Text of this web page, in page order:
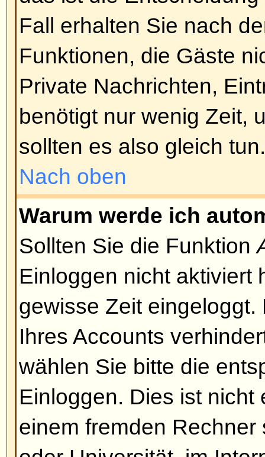
Ich habe mein Passwort
Kein Problem! Sie können ein
anfordern. Klicken Sie dazu auf
habe mein Passwort vergessen.
Anweisungen und Sie sollten
einloggen können.
Nach oben
Ich habe mich registriert,
einloggen!
Überprüfen Sie erst, ob Sie den
Benutzernamen und/oder
Falls sie stimmen, gibt es zwei
Wenn die COPPA-
die OptionIch bin unter 12 Jahre
Anweisungen folgen. Falls dies
braucht Ihr Account eine
Boards muss eine Registrierung
werden, bevor Sie sich